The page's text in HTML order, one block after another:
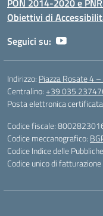
PON 2014-2020 e
Obiettivi di
Seguici su:
Indirizzo: Piazza Rosate 4
Centralino:+39 035
Posta elettronica certificata
Codice fiscale:
Codice meccanografico:
Codice Indice delle
Codice unico di